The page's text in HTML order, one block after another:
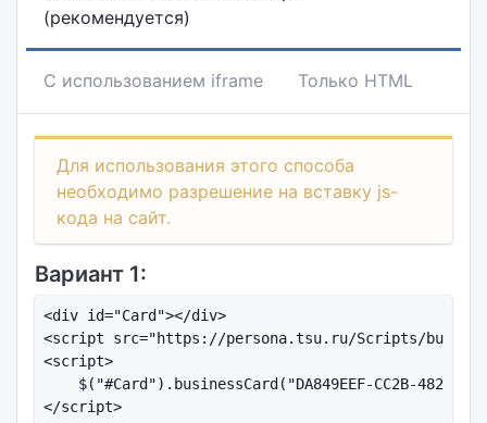
(рекомендуется)
С использованием iframe Только HTML
Для использования этого способа
необходимо разрешение на вставку js-
кода на сайт.
Вариант 1:
<div id="Card"></div>
<script src="https://persona.tsu.ru/Scripts/
<script>
$("#Card").businessCard("DA849EEF-CC2B-482C-